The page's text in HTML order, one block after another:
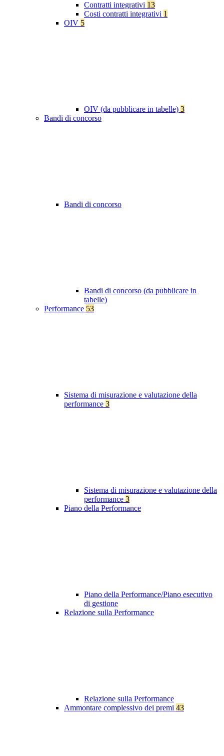
Contratti integrativi 13
Costi contratti integrativi 1
OIV 5
OIV (da pubblicare in tabelle) 3
Bandi di concorso
Bandi di concorso
Bandi di concorso (da pubblicare in
tabelle)
Performance 53
Sistema di misurazione e valutazione della
performance 3
Sistema di misurazione e valutazione della
performance 3
Piano della Performance
Piano della Performance/Piano esecutivo
di gestione
Relazione sulla Performance
Relazione sulla Performance
Ammontare complessivo dei premi 43